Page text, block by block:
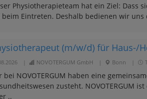
Physiotherapieteam hat ein Ziel: Dass
beim Eintreten. Deshalb bedienen wir uns
(m/w/d) für Haus-/
NOVOTERGUM GmbH Bonn
bei NOVOTERGUM haben eine
zusteht. NOVOTERGUM
..